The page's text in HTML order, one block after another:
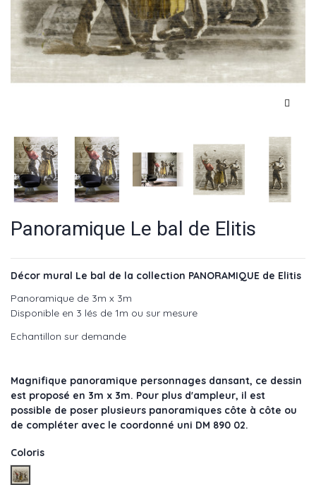
Panoramique Le bal de Elitis
Décor mural Le bal de la collection PANORAMIQUE de Elitis
Panoramique de 3m x 3m
Disponible en 3 lés de 1m ou sur mesure
Echantillon sur demande
Magnifique panoramique personnages dansant, ce dessin
est proposé en 3m x 3m. Pour plus d'ampleur, il est
possible de poser plusieurs panoramiques côte à côte ou
de compléter avec le coordonné uni DM 890 02.
Coloris
Gris- réf : DM 890 01